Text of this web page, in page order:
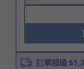
訂單超過